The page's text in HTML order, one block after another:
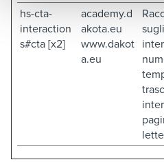
hs-cta-
interaction
s#cta [x2]
academy.d
akota.eu
www.dakot
a.eu